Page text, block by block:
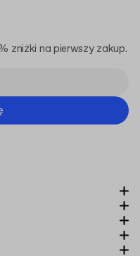
zniżki na pierwszy zakup.